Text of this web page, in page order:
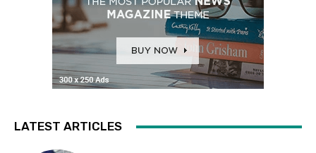
LATEST ARTICLES